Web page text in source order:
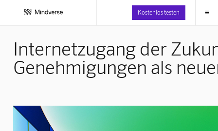
Kostenlos testen ≡
Internetzugang der
Genehmigungen als